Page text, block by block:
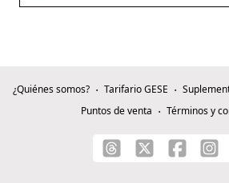
¿Quiénes somos? Tarifario GESE
Puntos de venta
Términos y